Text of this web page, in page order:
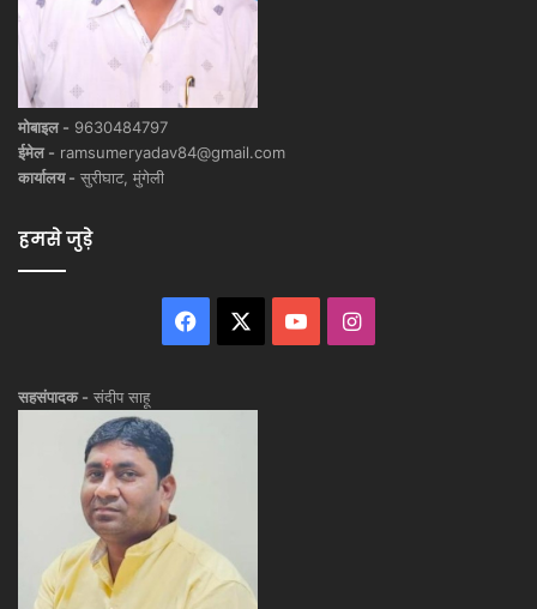
मोबाइल - 9630484797
ईमेल - ramsumeryadav84@gmail.com
कार्यालय - सुरीघाट, मुंगेली
हमसे जुड़े
Facebook YouTubeInstagram
सहसंपादक - संदीप साहू